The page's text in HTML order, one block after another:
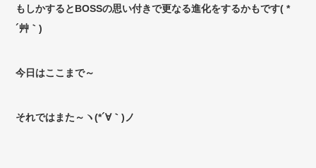
もしかするとBOSSの思い付きで更なる進化をするかもです( *
´艸｀)
今日はここまで～
それではまた～ヽ(*´∀｀)ノ